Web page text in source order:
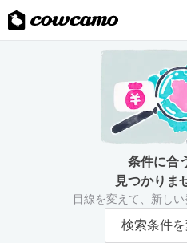
条件に合
見つかりま
目線を変えて、新し
検索条件